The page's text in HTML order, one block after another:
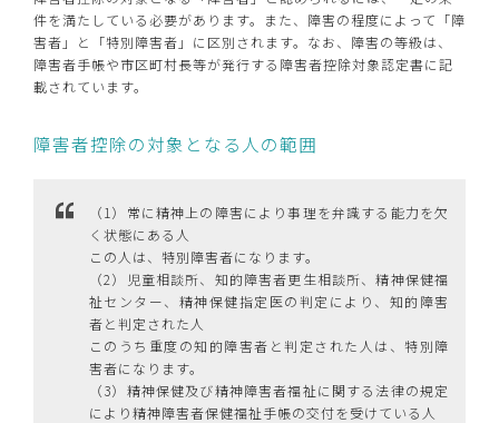
件を満たしている必要があります。また、障害の程度によって「障
害者」と「特別障害者」に区別されます。なお、障害の等級は、
障害者手帳や市区町村長等が発行する障害者控除対象認定書に記
載されています。
障害者控除の対象となる人の範囲
（1）常に精神上の障害により事理を弁識する能力を欠
く状態にある人
この人は、特別障害者になります。
（2）児童相談所、知的障害者更生相談所、精神保健福
祉センター、精神保健指定医の判定により、知的障害
者と判定された人
このうち重度の知的障害者と判定された人は、特別障
害者になります。
（3）精神保健及び精神障害者福祉に関する法律の規定
により精神障害者保健福祉手帳の交付を受けている人